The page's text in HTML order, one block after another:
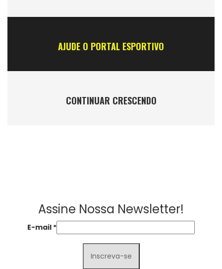
AJUDE O PORTAL ESPORTIVO
CONTINUAR CRESCENDO
Assine Nossa Newsletter!
E-mail *